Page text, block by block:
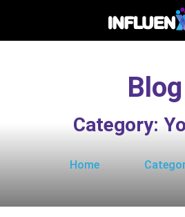
Blog
Category:
Home